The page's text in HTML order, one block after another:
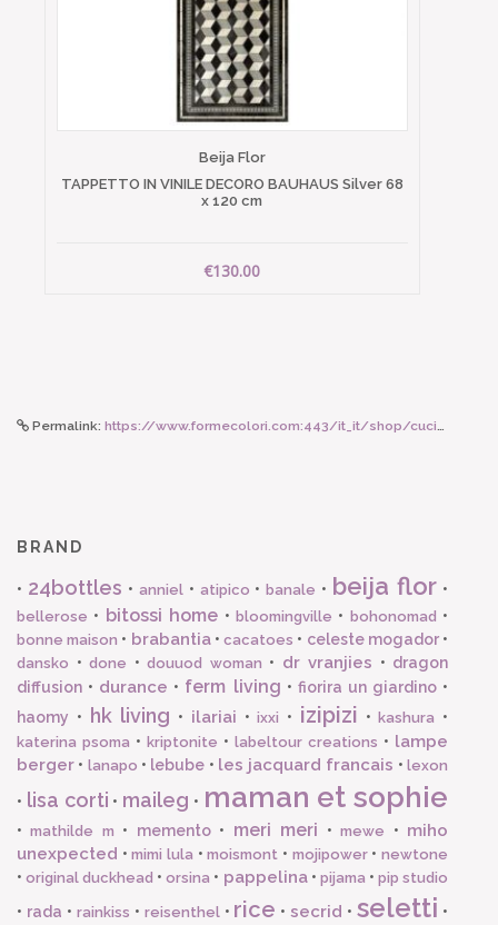
Beija Flor
TAPPETTO IN VINILE DECORO BAUHAUS Silver 68
x 120 cm
€130.00
Permalink: https://www.formecolori.com:443/it_it/shop/cucina/pattumiere/brabantia_pattumiera_a_pedale_newicon_5_l_matt_steel/4771
BRAND
• 24bottles • anniel• atipico •banale • beija flor •
bellerose • bitossi home • bloomingville • bohonomad •
bonne maison • brabantia•cacatoes • celeste mogador•
dansko • done • douuod woman • dr vranjies • dragon
diffusion • durance • ferm living • fiorira un giardino•
haomy • hk living • ilariai •ixxi • izipizi •kashura •
katerina psoma • kriptonite • labeltour creations • lampe
berger • lanapo • lebube • les jacquard francais •lexon
• lisa corti • maileg • maman et sophie
•mathilde m • memento• meri meri •mewe • miho
unexpected •mimi lula •moismont • mojipower•newtone
•original duckhead •orsina • pappelina• pijama • pip studio
• rada • rainkiss • reisenthel• rice •secrid •seletti •